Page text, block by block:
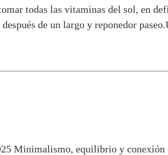
todas las vitaminas del sol, en
de un largo y reponedor
Minimalismo, equilibrio y conexión